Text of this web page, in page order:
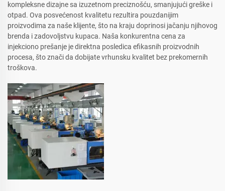
kompleksne dizajne sa izuzetnom preciznošću, smanjujući greške i
otpad. Ova posvećenost kvalitetu rezultira pouzdanijim
proizvodima za naše klijente, što na kraju doprinosi jačanju njihovog
brenda i zadovoljstvu kupaca. Naša konkurentna cena za
injekciono prešanje je direktna posledica efikasnih proizvodnih
procesa, što znači da dobijate vrhunsku kvalitet bez prekomernih
troškova.